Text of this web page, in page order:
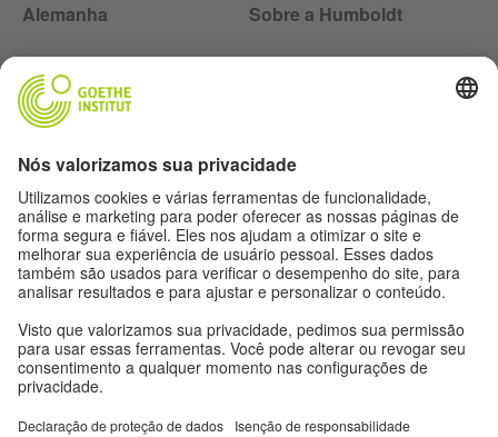
Alemanha
Sobre a Humboldt
Expediente
Proteção de dados
Termos de uso
Proteção de dados
Siga a revista Humboldt nas redes sociais
Outras publicações do Goethe-Institut